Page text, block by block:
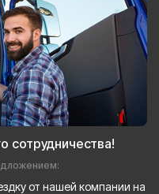
сотрудничества!
от нашей компании на